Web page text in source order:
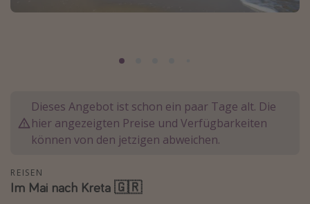
Normandie Urlaub
Krabi Urlaub
Tulum Urlaub
Japan Rundreise
Dieses Angebot ist schon ein paar Tage alt. Die
hier angezeigten Preise und Verfügbarkeiten
können von den jetzigen abweichen.
REISEN
Im Mai nach Kreta 🇬🇷